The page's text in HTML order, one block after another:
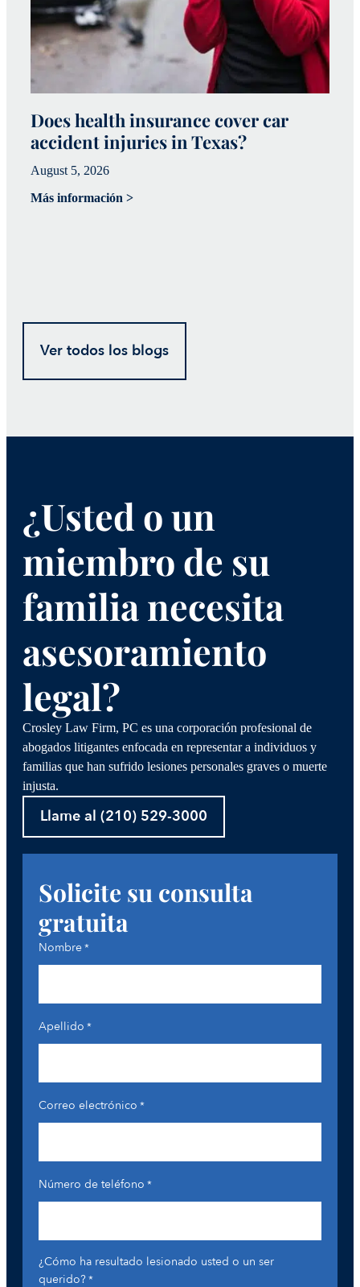
Does health insurance cover car
accident injuries in Texas?
August 5, 2026
Más información >
Ver todos los blogs
¿Usted o un
miembro de su
familia necesita
asesoramiento
legal?
Crosley Law Firm, PC es una corporación profesional de
abogados litigantes enfocada en representar a individuos y
familias que han sufrido lesiones personales graves o muerte
injusta.
Llame al (210) 529-3000
Solicite su consulta
gratuita
Nombre*
Apellido *
Correo electrónico *
Número de teléfono *
¿Cómo ha resultado lesionado usted o un ser
querido?*